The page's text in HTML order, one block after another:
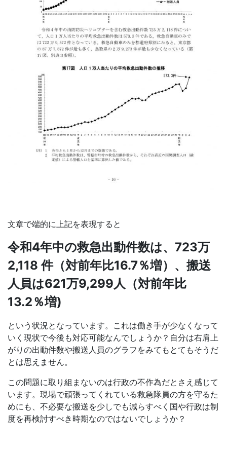
文章で端的に上記を表現すると
令和4年中の救急出動件数は、723万
2,118 件（対前年比16.7％増）、搬送
人員は621万9,299人（対前年比
13.2％増)
という状況となっています。これは働き手が少なくなって
いく現状で今後も対応可能なんでしょうか？自分は右肩上
がりの出動件数や搬送人員のグラフをみてもとてもそうだ
とは思えません。
この問題に取り組まないのは行政の不作為だとさえ感じて
います。現場で頑張ってくれている救急隊員の方を守るた
めにも、不必要な搬送を少しでも減らすべく国や行政は制
度を再検討すべき時期なのではないでしょうか？